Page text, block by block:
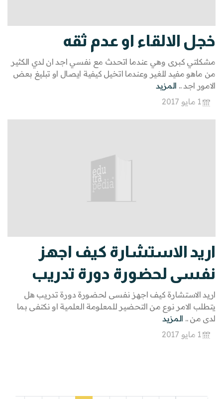
خجل الالقاء او عدم ثقه
مشكلتي كبرى وهي عندما اتحدث مع نفسي اجد ان لدي الكثير
من ماهو مفيد للغير وعندما اتخيل كيفية ايصال او تبليغ بعض
الامور اجد .. المزيد
1 مايو 2017
اريد الاستشارة كيف اجهز
نفسى لحضورة دورة تدريب
اريد الاستشارة كيف اجهز نفسى لحضورة دورة تدريب هل
يتطلب الامر نوع من التحضير للمعلومة العلمية او نكتفى بما
لدى من .. المزيد
1 مايو 2017